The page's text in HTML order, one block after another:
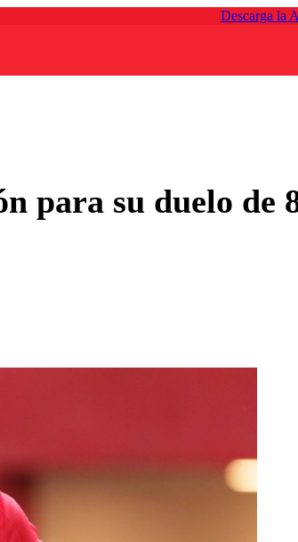
Descarga la
para su duelo de